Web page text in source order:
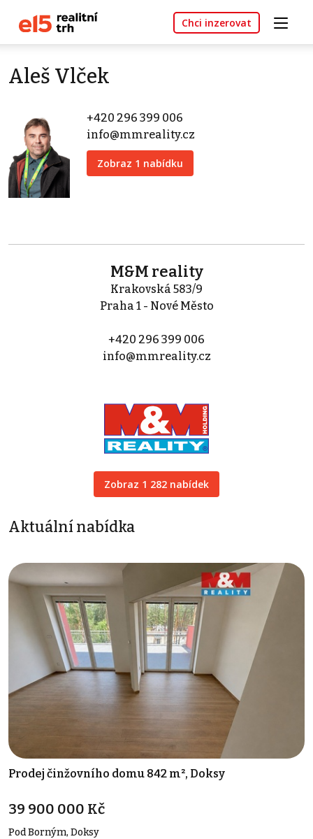
Chci inzerovat
Aleš Vlček
+420 296 399 006
info@mmreality.cz
Zobraz 1 nabídku
M&M reality
Krakovská 583/9
Praha 1 - Nové Město
+420 296 399 006
info@mmreality.cz
Zobraz 1 282 nabídek
Aktuální nabídka
Prodej činžovního domu 842 m², Doksy
39 900 000 Kč
Pod Borným, Doksy